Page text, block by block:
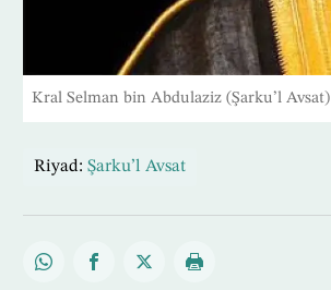
Kral Selman bin Abdulaziz (Şarku’l Avsat)
Riyad: Şarku’l Avsat